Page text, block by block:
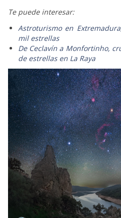
Te puede interesar:
Astroturismo en
mil estrellas
De Ceclavín a Monfortinho,
de estrellas en La Raya